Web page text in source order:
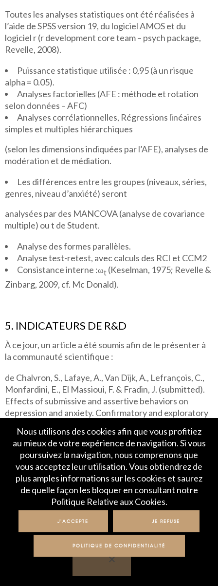
Toutes les analyses statistiques ont été réalisées à
l’aide de SPSS version 19, du logiciel AMOS et du
logiciel r (r development core team – psych package,
Revelle, 2008).
Puissance statistique utilisée : 0,95 (à un risque
alpha = 0.05).
Analyses factorielles (AFE : méthode et rotation
selon données – AFC)
Analyses corrélationnelles, Régressions linéaires
simples et multiples hiérarchiques
(selon les dimensions indiquées par l’AFE), analyses de
modération et de médiation.
Les différences entre les groupes (niveaux, séries,
genres, niveau d’anxiété) seront
analysées par des MANCOVA (analyse de covariance
multiple) ou t de Student.
Analyse des formes parallèles.
Analyse test-retest, avec calculs des RCI et CCM2
Consistance interne :ωt (Keselman, 1975; Revelle &
Zinbarg, 2009, cf. Mc Donald).
5. INDICATEURS DE R&D
À ce jour, un article a été soumis afin de le présenter à
la communauté scientifique :
de Chalvron, S., Lafaye, A., Van Dijk, A., Lefrançois, C.,
Monfardini, E., El Massioui, F. & Fradin, J. (submitted).
Effects of submissive and assertive behaviors on
depression and anxiety. Confirmatory and exploratory
Assertive Behavior Scale development with French
sample. Psychological Assessment.
Et, une première présentation a été effectuée lors du
èmecongrès de la Société Européenne de
psychologie de la santé :
Lafaye, A., de Chalvron, S., Lefrançois, C. & Fradin, J.
Psychology Society (EHPS), Bordeaux, France.
Nous utilisons des cookies afin que vous profitiez
au mieux de votre expérience de navigation. Si vous
poursuivez la navigation, nous comprenons que
vous acceptez leur utilisation. Vous obtiendrez de
plus amples informations sur les cookies et saurez
de quelle façon les bloquer en consultant notre
Politique Relative aux Cookies.
J'ACCEPTE JE REFUSE
POLITIQUE DE CONFIDENTIALITÉ